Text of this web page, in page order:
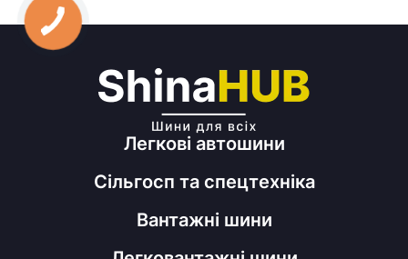
Легкові автошини
Сільгосп та спецтехніка
Вантажні шини